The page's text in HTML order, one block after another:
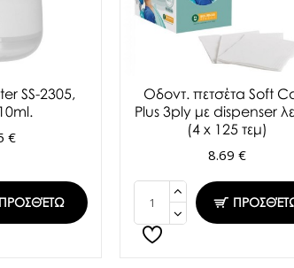
SS-2305,
€
ΠΡΟΣΘΈΤΩ
Oδοντ. πετσέτα Soft
Plus 3ply με dispenser
(4 x 125 τεμ)
8.69 €